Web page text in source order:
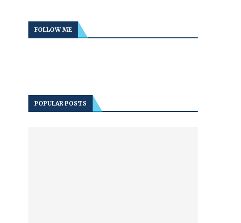
FOLLOW ME
POPULAR POSTS